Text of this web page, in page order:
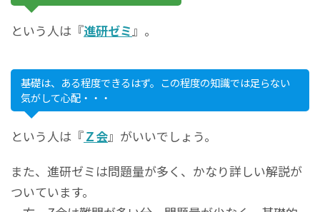
という人は『進研ゼミ 』。
基礎は、ある程度できるはず。この程度の知識では足らない
気がして心配・・・
という人は『Ｚ会』がいいでしょう。
また、進研ゼミは問題量が多く、かなり詳しい解説が
ついています。